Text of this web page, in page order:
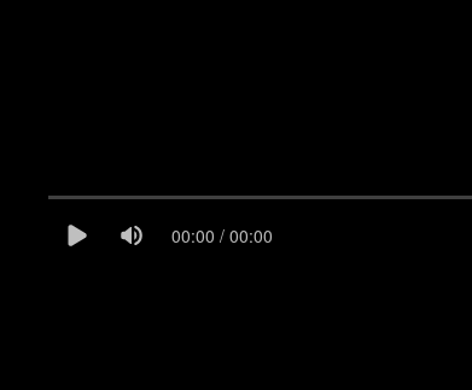
00:00 / 00:00